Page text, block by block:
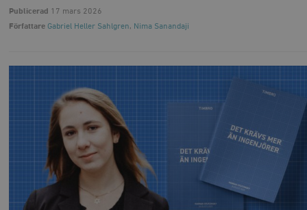
Publicerad 17 mars 2026
Författare Gabriel Heller Sahlgren, Nima Sanandaji